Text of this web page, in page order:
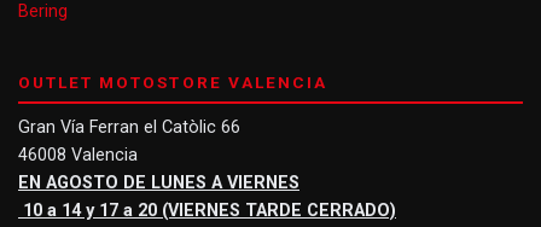
Bering
OUTLET MOTOSTORE VALENCIA
Gran Vía Ferran el Catòlic 66
46008 Valencia
EN AGOSTO DE LUNES A VIERNES
10 a 14 y 17 a 20 (VIERNES TARDE CERRADO)